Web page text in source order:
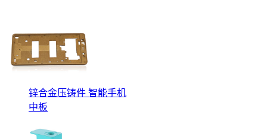
锌合金压铸件 智能手机
中板